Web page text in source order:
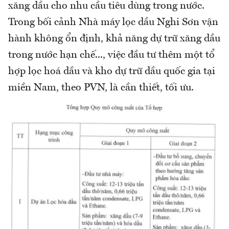
xăng dầu cho nhu cầu tiêu dùng trong nước.
Trong bối cảnh Nhà máy lọc dầu Nghi Sơn vận
hành không ổn định, khả năng dự trữ xăng dầu
trong nước hạn chế..., việc đầu tư thêm một tổ
hợp lọc hoá dầu và kho dự trữ dầu quốc gia tại
miền Nam, theo PVN, là cần thiết, tối ưu.